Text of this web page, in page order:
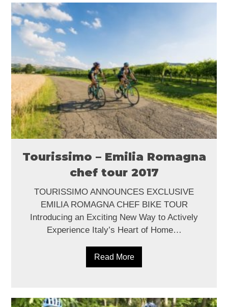
Tourissimo – Emilia Romagna
chef tour 2017
TOURISSIMO ANNOUNCES EXCLUSIVE
EMILIA ROMAGNA CHEF BIKE TOUR
Introducing an Exciting New Way to Actively
Experience Italy’s Heart of Home…
Read More